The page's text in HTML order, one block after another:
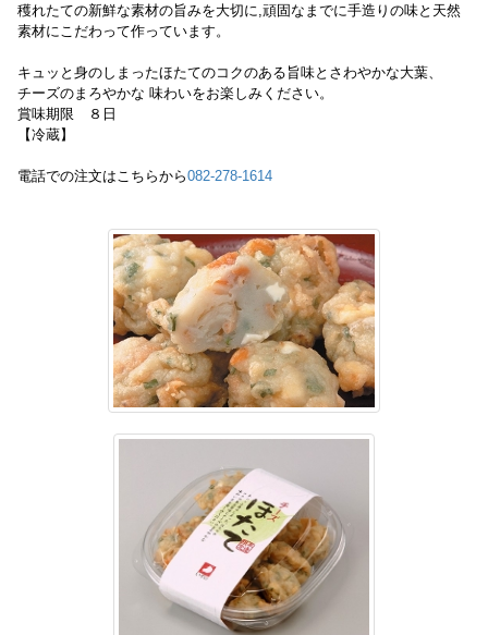
穫れたての新鮮な素材の旨みを大切に,頑固なまでに手造りの味と天然
素材にこだわって作っています。
キュッと身のしまったほたてのコクのある旨味とさわやかな大葉、
チーズのまろやかな 味わいをお楽しみください。
賞味期限 ８日
【冷蔵】
電話での注文はこちらから082-278-1614